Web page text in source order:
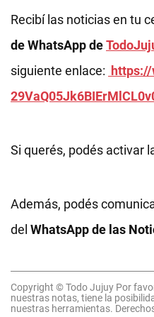
Recibí las noticias en tu
de WhatsApp de
siguiente enlace:
Si querés, podés activar
Además, podés
del WhatsApp de las
Copyright © Todo Jujuy Por
nuestras notas, tiene la
nuestras herramientas.